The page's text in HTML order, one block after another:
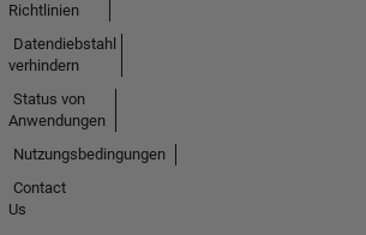
Richtlinien
Datendiebstahl
verhindern
Status von
Anwendungen
Nutzungsbedingungen
Contact
Us